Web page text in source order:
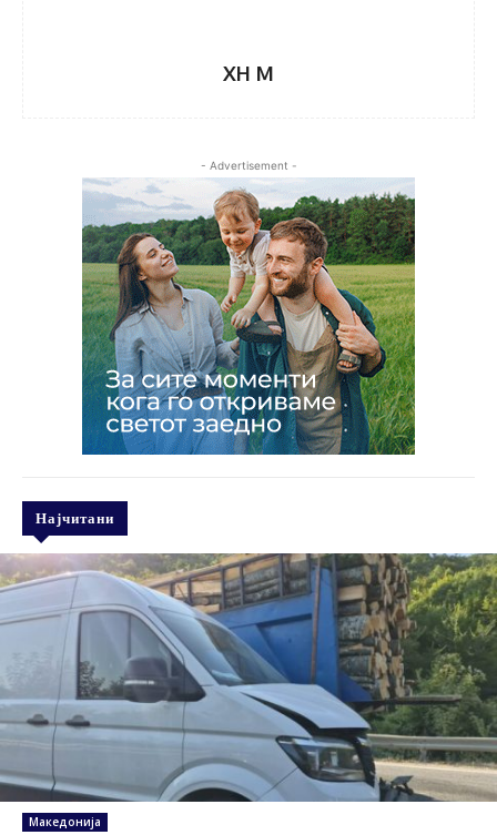
XH M
- Advertisement -
Најчитани
Македонија